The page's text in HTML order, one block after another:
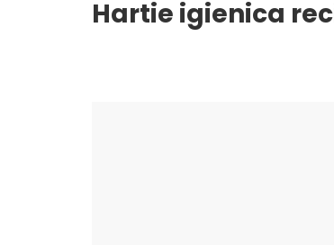
Hartie igienica